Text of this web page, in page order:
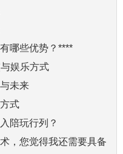
哪些优势？****
娱乐方式
未来
式
陪玩行列？
，您觉得我还需要具备